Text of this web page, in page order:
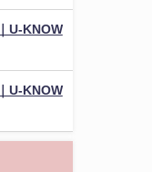
U-KNOW
U-KNOW